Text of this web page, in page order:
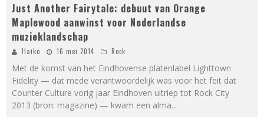
Just Another Fairytale: debuut van Orange
Maplewood aanwinst voor Nederlandse
muzieklandschap
Haiko 16 mei 2014 Rock
Met de komst van het Eindhovense platenlabel Lighttown
Fidelity — dat mede verantwoordelijk was voor het feit dat
Counter Culture vorig jaar Eindhoven uitriep tot Rock City
2013 (bron: magazine) — kwam een alma...